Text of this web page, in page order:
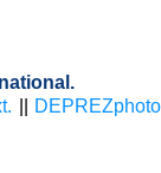
DEPREZphoto